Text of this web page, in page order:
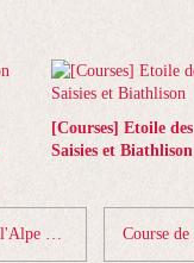
[Courses] Etoile des
Saisies et Biathlison
Finale Samse National Tour ski de Fond à l'Alpe d'huez le 07 et 08 mars